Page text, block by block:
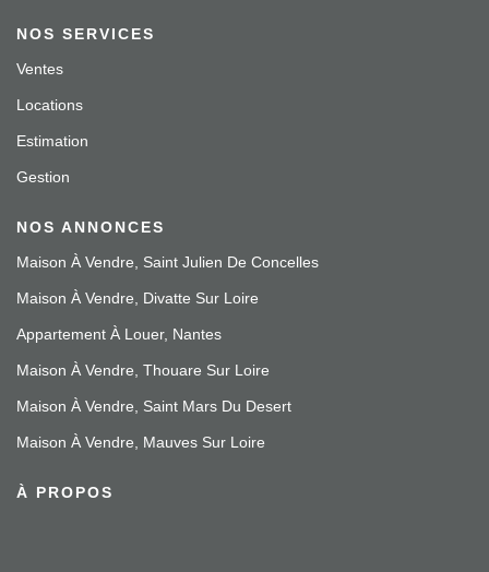
NOS SERVICES
Ventes
Locations
Estimation
Gestion
NOS ANNONCES
Maison À Vendre, Saint Julien De Concelles
Maison À Vendre, Divatte Sur Loire
Appartement À Louer, Nantes
Maison À Vendre, Thouare Sur Loire
Maison À Vendre, Saint Mars Du Desert
Maison À Vendre, Mauves Sur Loire
À PROPOS